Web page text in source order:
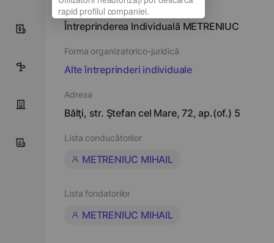
0
9
Denumirea completă
Întreprinderea Individuală METRENIUC
Forma organizatorico-juridică
Alte întreprinderi individuale
Adresa
Bălţi, str. Ştefan cel Mare, 72, ap.(of.) 5
Lista conducătorilor
METRENIUC MIHAIL
Lista fondatorilor
METRENIUC MIHAIL